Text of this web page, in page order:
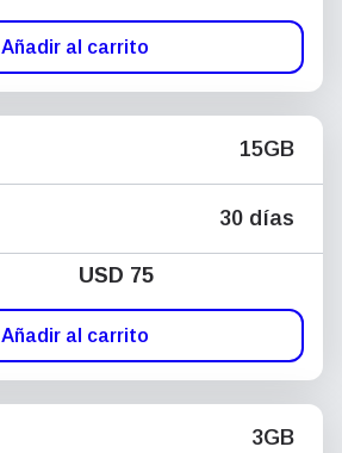
Añadir al carrito
15GB
30 días
USD 75
Añadir al carrito
3GB